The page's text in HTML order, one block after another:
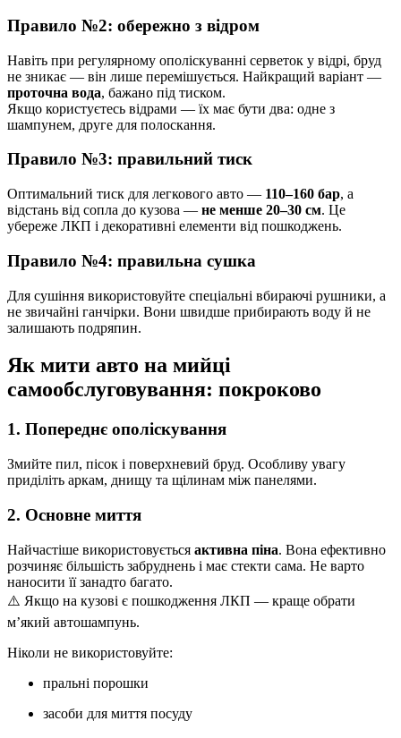
Правило №2: обережно з відром
Навіть при регулярному ополіскуванні серветок у відрі, бруд
не зникає — він лише перемішується. Найкращий варіант —
проточна вода, бажано під тиском.
Якщо користуєтесь відрами — їх має бути два: одне з
шампунем, друге для полоскання.
Правило №3: правильний тиск
Оптимальний тиск для легкового авто — 110–160 бар, а
відстань від сопла до кузова — не менше 20–30 см. Це
убереже ЛКП і декоративні елементи від пошкоджень.
Правило №4: правильна сушка
Для сушіння використовуйте спеціальні вбираючі рушники, а
не звичайні ганчірки. Вони швидше прибирають воду й не
залишають подряпин.
Як мити авто на мийці
самообслуговування: покроково
1. Попереднє ополіскування
Змийте пил, пісок і поверхневий бруд. Особливу увагу
приділіть аркам, днищу та щілинам між панелями.
2. Основне миття
Найчастіше використовується активна піна. Вона ефективно
розчиняє більшість забруднень і має стекти сама. Не варто
наносити її занадто багато.
⚠️ Якщо на кузові є пошкодження ЛКП — краще обрати
м’який автошампунь.
Ніколи не використовуйте:
пральні порошки
засоби для миття посуду